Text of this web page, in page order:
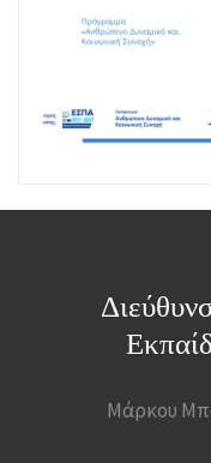
Μάρκου